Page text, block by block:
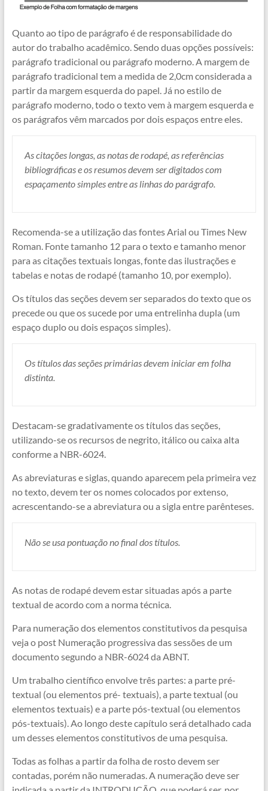
Quanto ao tipo de parágrafo é de responsabilidade do
autor do trabalho acadêmico. Sendo duas opções possíveis:
parágrafo tradicional ou parágrafo moderno. A margem de
parágrafo tradicional tem a medida de 2,0cm considerada a
partir da margem esquerda do papel. Já no estilo de
parágrafo moderno, todo o texto vem à margem esquerda e
os parágrafos vêm marcados por dois espaços entre eles.
As citações longas, as notas de rodapé, as referências
bibliográficas e os resumos devem ser digitados com
espaçamento simples entre as linhas do parágrafo.
Recomenda-se a utilização das fontes Arial ou Times New
Roman. Fonte tamanho 12 para o texto e tamanho menor
para as citações textuais longas, fonte das ilustrações e
tabelas e notas de rodapé (tamanho 10, por exemplo).
Os títulos das seções devem ser separados do texto que os
precede ou que os sucede por uma entrelinha dupla (um
espaço duplo ou dois espaços simples).
Os títulos das seções primárias devem iniciar em folha
distinta.
Destacam-se gradativamente os títulos das seções,
utilizando-se os recursos de negrito, itálico ou caixa alta
conforme a NBR-6024.
As abreviaturas e siglas, quando aparecem pela primeira vez
no texto, devem ter os nomes colocados por extenso,
acrescentando-se a abreviatura ou a sigla entre parênteses.
Não se usa pontuação no final dos títulos.
As notas de rodapé devem estar situadas após a parte
textual de acordo com a norma técnica.
Para numeração dos elementos constitutivos da pesquisa
veja o post Numeração progressiva das sessões de um
documento segundo a NBR-6024 da ABNT.
Um trabalho científico envolve três partes: a parte pré-
textual (ou elementos pré- textuais), a parte textual (ou
elementos textuais) e a parte pós-textual (ou elementos
pós-textuais). Ao longo deste capítulo será detalhado cada
um desses elementos constitutivos de uma pesquisa.
Todas as folhas a partir da folha de rosto devem ser
contadas, porém não numeradas. A numeração deve ser